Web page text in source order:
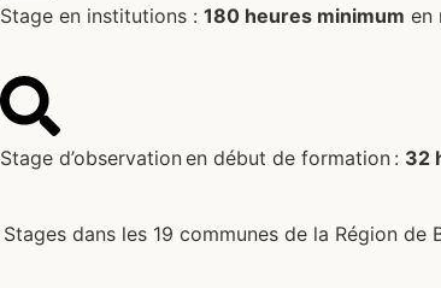
Stage en institutions : 180 heures minimum en
Stage d’observation en début de formation : 32
Stages dans les 19 communes de la Région de